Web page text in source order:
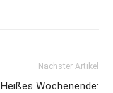
Nächster Artikel
Heißes Wochenende: